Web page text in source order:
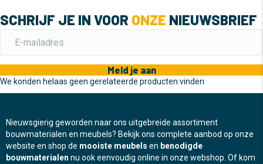
SCHRIJF JE IN VOOR ONZE NIEUWSBRIEF
Meld je aan
We konden helaas geen gerelateerde producten vinden
Nieuwsgierig geworden naar ons uitgebreide assortiment
bouwmaterialen en meubels? Bekijk ons complete aanbod op onze
website en shop de mooiste meubels en benodigde
bouwmaterialen nu ook eenvoudig online in onze webshop. Of kom